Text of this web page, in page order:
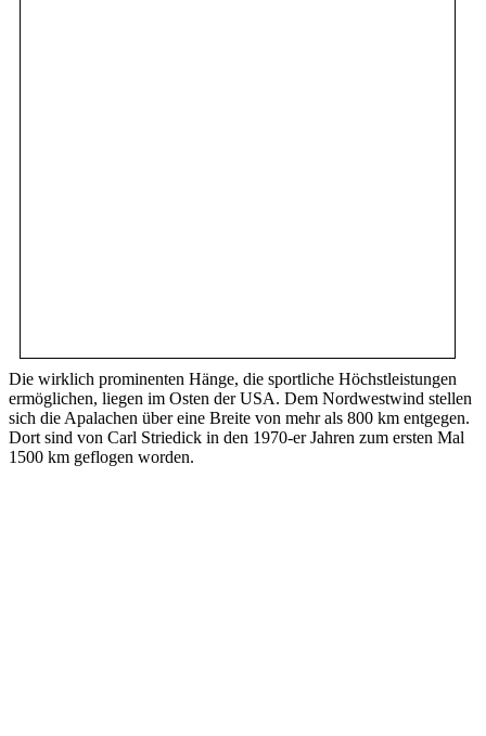
Die wirklich prominenten Hänge, die sportliche Höchstleistungen
ermöglichen, liegen im Osten der USA. Dem Nordwestwind stellen
sich die Apalachen über eine Breite von mehr als 800 km entgegen.
Dort sind von Carl Striedick in den 1970-er Jahren zum ersten Mal
1500 km geflogen worden.